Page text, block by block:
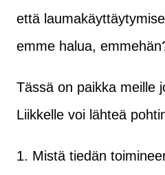
että
emme halua,
Tässä on paikka meille
Liikkelle voi lähteä
Mistä tiedän